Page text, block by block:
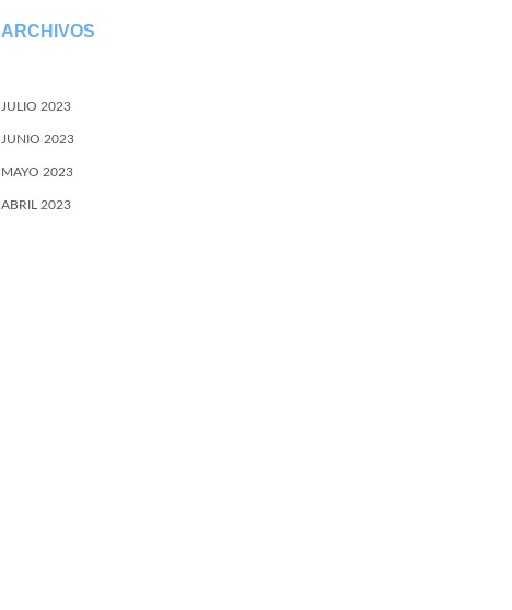
ARCHIVOS
JULIO 2023
JUNIO 2023
MAYO 2023
ABRIL 2023